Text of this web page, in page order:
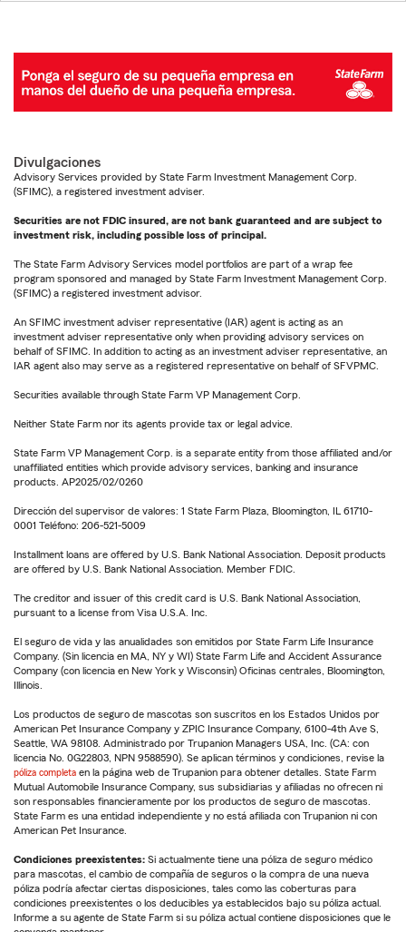
Divulgaciones
Advisory Services provided by State Farm Investment Management Corp.
(SFIMC), a registered investment adviser.
Securities are not FDIC insured, are not bank guaranteed and are subject to
investment risk, including possible loss of principal.
The State Farm Advisory Services model portfolios are part of a wrap fee
program sponsored and managed by State Farm Investment Management Corp.
(SFIMC) a registered investment advisor.
An SFIMC investment adviser representative (IAR) agent is acting as an
investment adviser representative only when providing advisory services on
behalf of SFIMC. In addition to acting as an investment adviser representative, an
IAR agent also may serve as a registered representative on behalf of SFVPMC.
Securities available through State Farm VP Management Corp.
Neither State Farm nor its agents provide tax or legal advice.
State Farm VP Management Corp. is a separate entity from those affiliated and/or
unaffiliated entities which provide advisory services, banking and insurance
products. AP2025/02/0260
Dirección del supervisor de valores: 1 State Farm Plaza, Bloomington, IL 61710-
0001 Teléfono: 206-521-5009
Installment loans are offered by U.S. Bank National Association. Deposit products
are offered by U.S. Bank National Association. Member FDIC.
The creditor and issuer of this credit card is U.S. Bank National Association,
pursuant to a license from Visa U.S.A. Inc.
El seguro de vida y las anualidades son emitidos por State Farm Life Insurance
Company. (Sin licencia en MA, NY y WI) State Farm Life and Accident Assurance
Company (con licencia en New York y Wisconsin) Oficinas centrales, Bloomington,
Illinois.
Los productos de seguro de mascotas son suscritos en los Estados Unidos por
American Pet Insurance Company y ZPIC Insurance Company, 6100-4th Ave S,
Seattle, WA 98108. Administrado por Trupanion Managers USA, Inc. (CA: con
licencia No. 0G22803, NPN 9588590). Se aplican términos y condiciones, revise la
póliza completa en la página web de Trupanion para obtener detalles. State Farm
Mutual Automobile Insurance Company, sus subsidiarias y afiliadas no ofrecen ni
son responsables financieramente por los productos de seguro de mascotas.
State Farm es una entidad independiente y no está afiliada con Trupanion ni con
American Pet Insurance.
Condiciones preexistentes: Si actualmente tiene una póliza de seguro médico
para mascotas, el cambio de compañía de seguros o la compra de una nueva
póliza podría afectar ciertas disposiciones, tales como las coberturas para
condiciones preexistentes o los deducibles ya establecidos bajo su póliza actual.
Informe a su agente de State Farm si su póliza actual contiene disposiciones que le